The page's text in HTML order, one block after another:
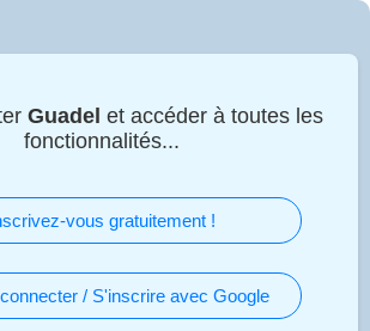
Guadel et accéder à toutes les
fonctionnalités...
vous gratuitement !
/ S'inscrire avec Google